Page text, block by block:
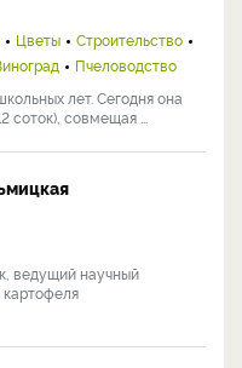
Цветы
Строительство
Пчеловодство
лет. Сегодня она
соток), совмещая ...
ведущий научный